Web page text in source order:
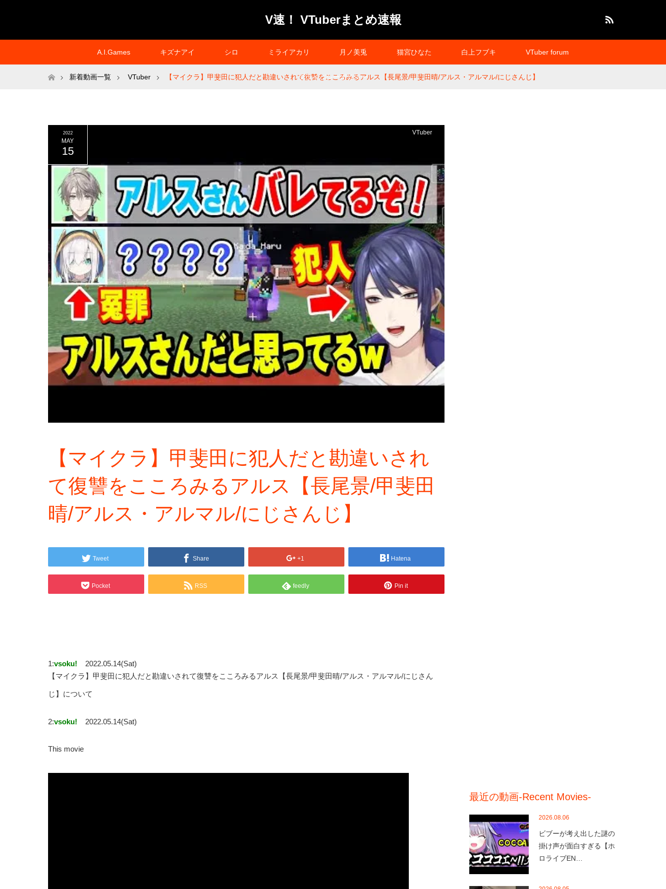
V速！ VTuberまとめ速報
A.I.Games キズナアイ シロ ミライアカリ 月ノ美兎 猫宮ひなた 白上フブキ VTuber forum
プライバシーポリシー
ホーム新着動画一覧 VTuber 【マイクラ】甲斐田に犯人だと勘違いされて復讐をこころみるアルス【長尾景/甲斐田晴/アルス・アルマル/にじさんじ】
2022
MAY
15
VTuber
【マイクラ】甲斐田に犯人だと勘違いされ
て復讐をこころみるアルス【長尾景/甲斐田
晴/アルス・アルマル/にじさんじ】
Tweet Share +1 Hatena
Pocket RSS feedly Pin it
1:vsoku!
2022.05.14(Sat)
【マイクラ】甲斐田に犯人だと勘違いされて復讐をこころみるアルス【長尾景/甲斐田晴/アルス・アルマル/にじさん
じ】について
2:vsoku! 2022.05.14(Sat)
This movie
最近の動画-Recent Movies-
2026.08.06
ビブーが考え出した謎の
掛け声が面白すぎる【ホ
ロライブEN…